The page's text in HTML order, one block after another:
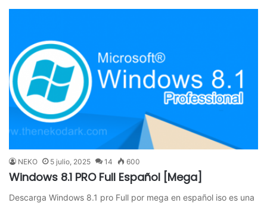
NEKO 5 julio, 2025 14 600
Windows 8.1 PRO Full Español [Mega]
Descarga Windows 8.1 pro Full por mega en español iso es una